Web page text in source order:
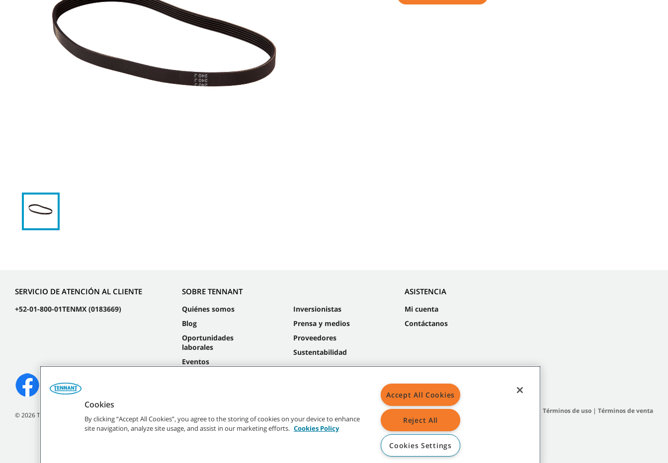
SERVICIO DE ATENCIÓN AL CLIENTE
+52-01-800-01TENMX (0183669)
SOBRE TENNANT
Quiénes somos
Blog
Oportunidades
laborales
Eventos
Inversionistas
Prensa y medios
Proveedores
Sustentabilidad
ASISTENCIA
Mi cuenta
Contáctanos
©2026Tennant Company. Todos los derechos reservados.
Mapa del sitio Términos de uso| Términos de venta
Todas las marcas registradas y logos de Tennant son propiedad de Tennant Company y/o sus compañías afiliadas o subsidiarias.
Cookies
By clicking “Accept All Cookies”, you agree to the storing of cookies on your device to enhance
site navigation, analyze site usage, and assist in our marketing efforts. Cookies Policy
Accept All Cookies
Reject All
Cookies Settings